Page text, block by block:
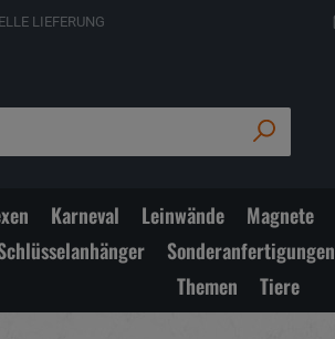
LIEFERUNG
Karneval Leinwände Magnete
Sonderanfertigungen
Themen
Tiere